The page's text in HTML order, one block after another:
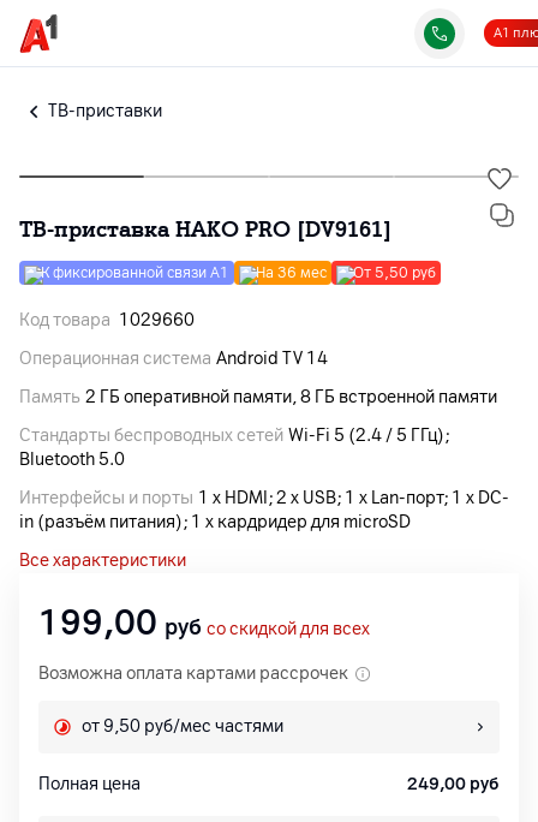
А1
ТВ-приставки
ТВ-приставка HAKO PRO [DV9161]
К фиксированной связи А1 На 36 мес От 5,50 руб
Код товара 1029660
Операционная система Android TV 14
Память 2 ГБ оперативной памяти, 8 ГБ встроенной памяти
Стандарты беспроводных сетей Wi‑Fi 5 (2.4 / 5 ГГц);
Bluetooth 5.0
Интерфейсы и порты 1 x HDMI; 2 x USB; 1 x Lan-порт; 1 x DC-
in (разъём питания); 1 x кардридер для microSD
Все характеристики
199,00 руб со скидкой для всех
Возможна оплата картами рассрочек
от 9,50 руб/мес частями
Полная цена 249,00 руб